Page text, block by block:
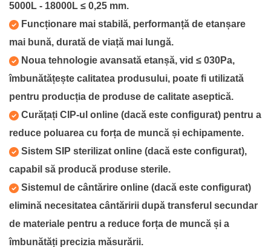
5000L - 18000L ≤ 0,25 mm.
Funcționare mai stabilă, performanță de etanșare
mai bună, durată de viață mai lungă.
Noua tehnologie avansată etanșă, vid ≤ 030Pa,
îmbunătățește calitatea produsului, poate fi utilizată
pentru producția de produse de calitate aseptică.
Curățați CIP-ul online (dacă este configurat) pentru a
reduce poluarea cu forța de muncă și echipamente.
Sistem SIP sterilizat online (dacă este configurat),
capabil să producă produse sterile.
Sistemul de cântărire online (dacă este configurat)
elimină necesitatea cântăririi după transferul secundar
de materiale pentru a reduce forța de muncă și a
îmbunătăți precizia măsurării.